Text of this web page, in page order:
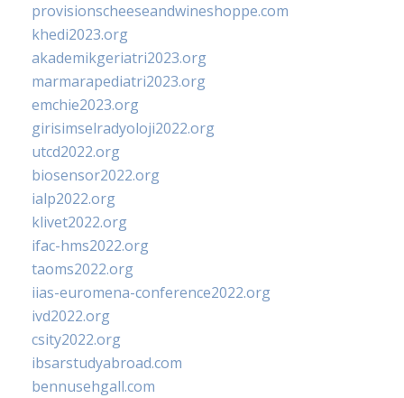
provisionscheeseandwineshoppe.com
khedi2023.org
akademikgeriatri2023.org
marmarapediatri2023.org
emchie2023.org
girisimselradyoloji2022.org
utcd2022.org
biosensor2022.org
ialp2022.org
klivet2022.org
ifac-hms2022.org
taoms2022.org
iias-euromena-conference2022.org
ivd2022.org
csity2022.org
ibsarstudyabroad.com
bennusehgall.com